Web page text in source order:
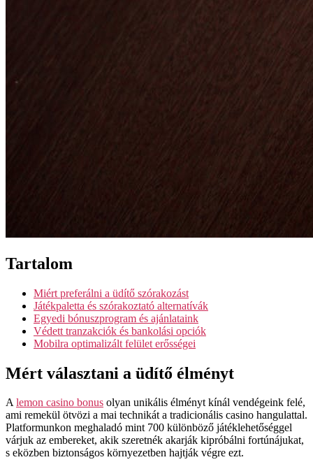
Tartalom
Miért preferálni a üdítő szórakozást
Játékpaletta és szórakoztató alternatívák
Egyedi bónuszprogram és ajánlataink
Védett tranzakciók és bankolási opciók
Mobilra optimalizált felület erősségei
Mért választani a üdítő élményt
Alemon casino bonus olyan unikális élményt kínál vendégeink felé,
ami remekül ötvözi a mai technikát a tradicionális casino hangulattal.
Platformunkon meghaladó mint 700 különböző játéklehetőséggel
várjuk az embereket, akik szeretnék akarják kipróbálni fortúnájukat,
s eközben biztonságos környezetben hajtják végre ezt.